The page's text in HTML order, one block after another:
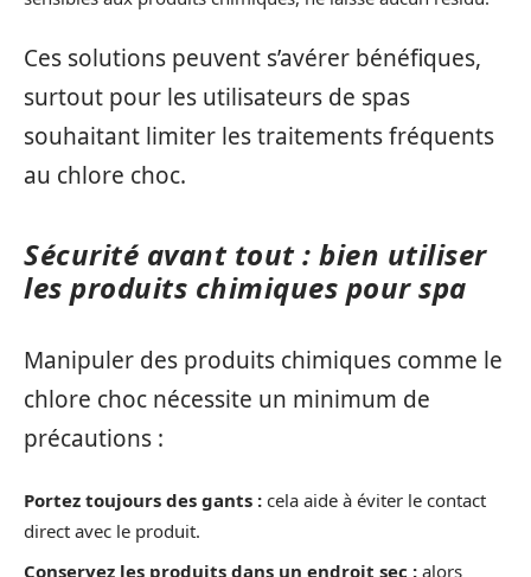
Ces solutions peuvent s’avérer bénéfiques,
surtout pour les utilisateurs de spas
souhaitant limiter les traitements fréquents
au chlore choc.
Sécurité avant tout : bien utiliser
les produits chimiques pour spa
Manipuler des produits chimiques comme le
chlore choc nécessite un minimum de
précautions :
Portez toujours des gants : cela aide à éviter le contact
direct avec le produit.
Conservez les produits dans un endroit sec : alors